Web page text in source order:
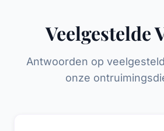
Veelgestelde
Antwoorden op
onze